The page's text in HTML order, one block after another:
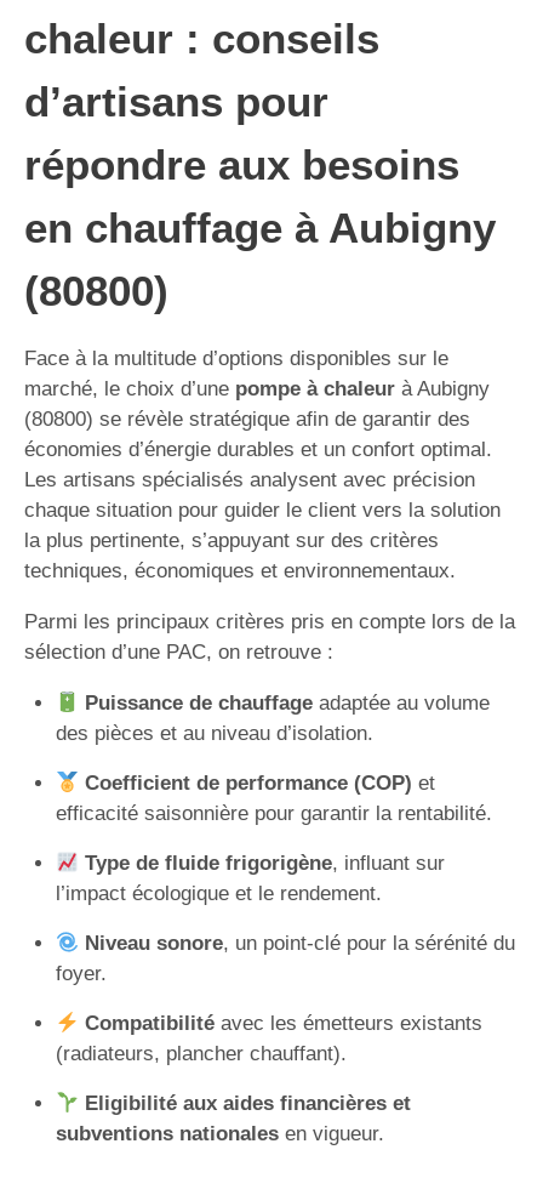
chaleur : conseils
d’artisans pour
répondre aux besoins
en chauffage à Aubigny
(80800)
Face à la multitude d’options disponibles sur le
marché, le choix d’une pompe à chaleur à Aubigny
(80800) se révèle stratégique afin de garantir des
économies d’énergie durables et un confort optimal.
Les artisans spécialisés analysent avec précision
chaque situation pour guider le client vers la solution
la plus pertinente, s’appuyant sur des critères
techniques, économiques et environnementaux.
Parmi les principaux critères pris en compte lors de la
sélection d’une PAC, on retrouve :
Puissance de chauffageadaptée au volume
des pièces et au niveau d’isolation.
Coefficient de performance (COP) et
efficacité saisonnière pour garantir la rentabilité.
Type de fluide frigorigène, influant sur
l’impact écologique et le rendement.
Niveau sonore, un point-clé pour la sérénité du
foyer.
Compatibilitéavec les émetteurs existants
(radiateurs, plancher chauffant).
Eligibilité aux aides financières et
subventions nationalesen vigueur.